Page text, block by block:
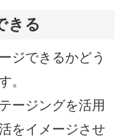
きる
ジできるかどう
。
ージングを活用
をイメージさせ